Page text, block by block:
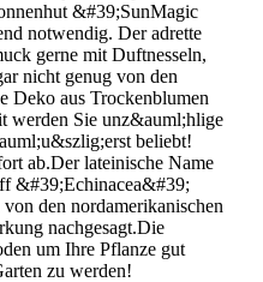
&#39;SunMagic
notwendig. Der adrette
gerne mit Duftnesseln,
nicht genug von den
Deko aus Trockenblumen
werden Sie unz&auml;hlige
beliebt!
ab.Der lateinische Name
&#39;Echinacea&#39;
den nordamerikanischen
nachgesagt.Die
um Ihre Pflanze gut
zu werden!